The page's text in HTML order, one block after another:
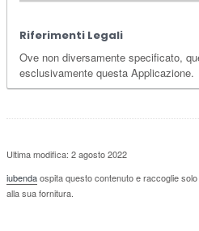
Riferimenti Legali
Ove non diversamente specificato,
esclusivamente questa Applicazione.
Ultima modifica: 2 agosto 2022
iubendaospita questo contenuto e raccoglie solo
alla sua fornitura.